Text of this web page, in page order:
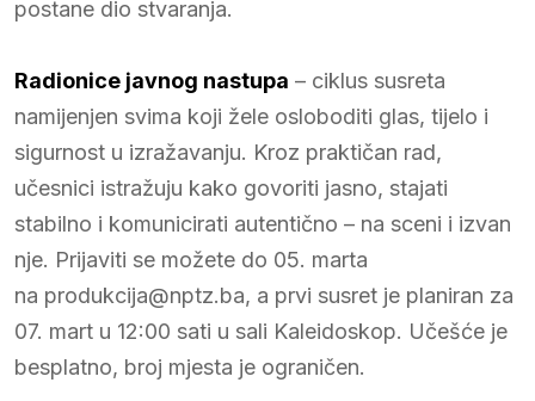
postane dio stvaranja.
Radionice javnog nastupa – ciklus susreta
namijenjen svima koji žele osloboditi glas, tijelo i
sigurnost u izražavanju. Kroz praktičan rad,
učesnici istražuju kako govoriti jasno, stajati
stabilno i komunicirati autentično – na sceni i izvan
nje. Prijaviti se možete do 05. marta
na produkcija@nptz.ba, a prvi susret je planiran za
07. mart u 12:00 sati u sali Kaleidoskop. Učešće je
besplatno, broj mjesta je ograničen.